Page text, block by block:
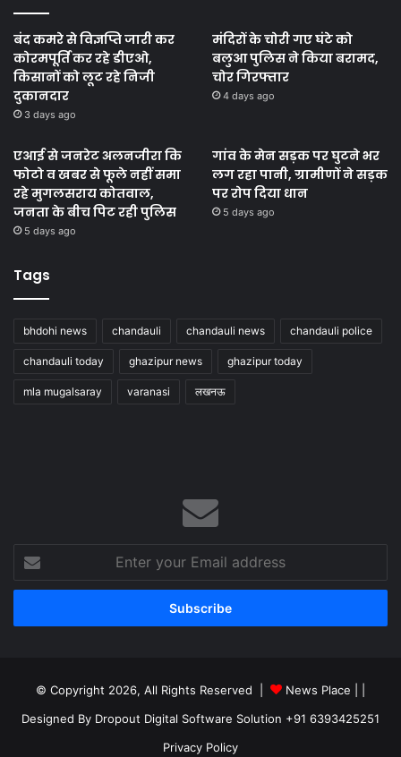
बंद कमरे से विज्ञप्ति जारी कर
कोरमपूर्ति कर रहे डीएओ,
किसानों को लूट रहे निजी
दुकानदार
3 days ago
मंदिरों के चोरी गए घंटे को
बलुआ पुलिस ने किया बरामद,
चोर गिरफ्तार
4 days ago
एआई से जनरेट अलनजीरा कि
फोटो व खबर से फूले नहीं समा
रहे मुगलसराय कोतवाल,
जनता के बीच पिट रही पुलिस
5 days ago
गांव के मेन सड़क पर घुटने भर
लग रहा पानी, ग्रामीणों ने सड़क
पर रोप दिया धान
5 days ago
Tags
bhdohi news chandauli chandauli news chandauli police
chandauli today ghazipur news ghazipur today
mla mugalsaray varanasi लखनऊ
your
Email
© Copyright 2026, All Rights Reserved | News Place |
Designed By Dropout Digital Software Solution +91 6393425251
Privacy Policy